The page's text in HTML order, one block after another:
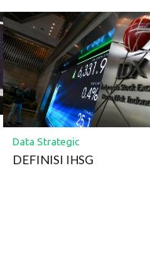
Data Strategic
DEFINISI IHSG